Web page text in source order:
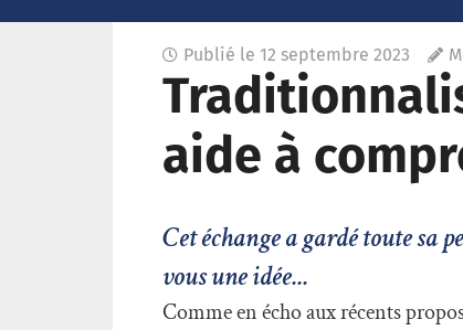
Publié le 12 septembre 2023
aide à
Cet échange a gardé toute sa
vous une idée...
Comme en écho aux récents